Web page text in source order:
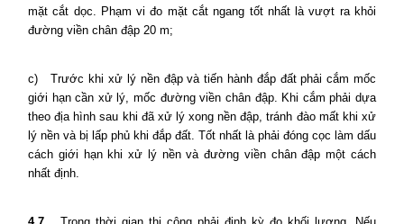
mặt cắt dọc. Phạm vi đo mặt cắt ngang tốt nhất là vượt ra khỏi
đường viền chân đập 20 m;
c)
Trước khi xử lý nền đập và tiến hành đắp đất phải cắm mốc
giới hạn cần xử lý, mốc đường viền chân đập. Khi cắm phải dựa
theo địa hình sau khi đã xử lý xong nền đập, tránh đào mất khi xử
lý nền và bị lấp phủ khi đắp đất. Tốt nhất là phải đóng cọc làm dấu
cách giới hạn khi xử lý nền và đường viền chân đập một cách
nhất định.